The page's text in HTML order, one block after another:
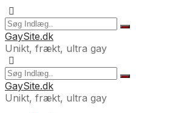
GaySite.dk
Unikt, frækt, ultra gay
GaySite.dk
Unikt, frækt, ultra gay